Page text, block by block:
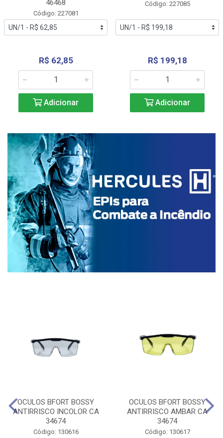
46468
Código: 227081
R$ 62,85
Adicionar
Código: 227085
R$ 199,18
Adicionar
OCULOS BFORT BOSSY
ANTIRRISCO INCOLOR CA
34674
Código: 130616
OCULOS BFORT BOSSY
ANTIRRISCO AMBAR CA
34674
Código: 130617